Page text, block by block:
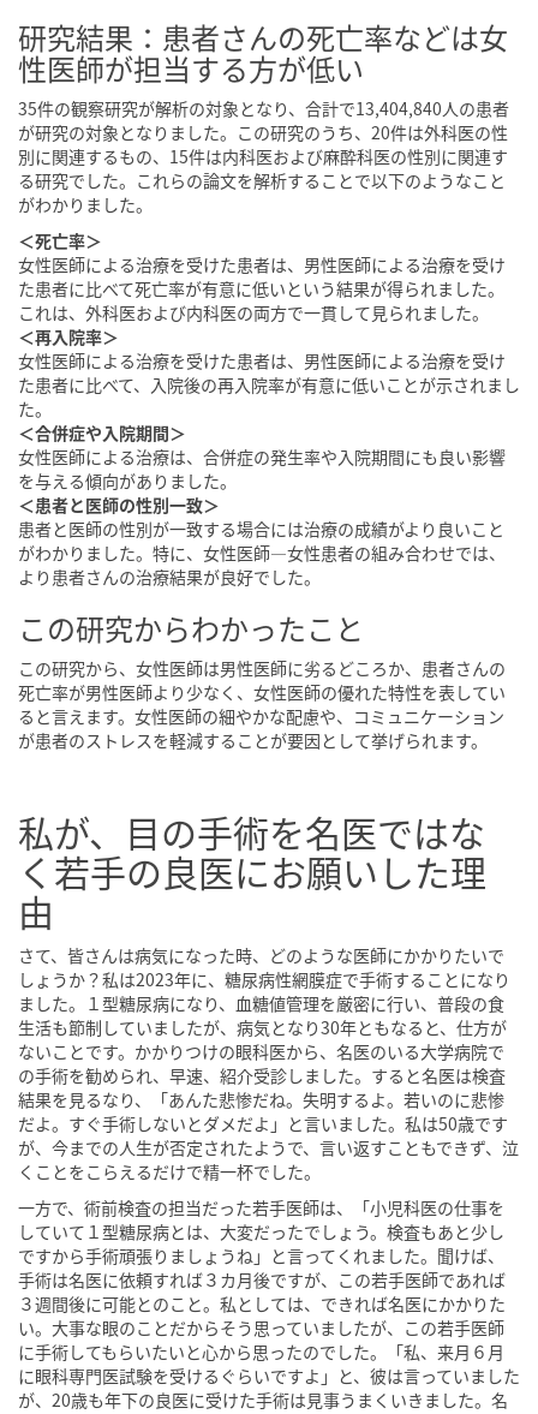
研究結果：患者さんの死亡率などは女
性医師が担当する方が低い
35件の観察研究が解析の対象となり、合計で13,404,840人の患者
が研究の対象となりました。この研究のうち、20件は外科医の性
別に関連するもの、15件は内科医および麻酔科医の性別に関連す
る研究でした。これらの論文を解析することで以下のようなこと
がわかりました。
＜死亡率＞
女性医師による治療を受けた患者は、男性医師による治療を受け
た患者に比べて死亡率が有意に低いという結果が得られました。
これは、外科医および内科医の両方で一貫して見られました。
＜再入院率＞
女性医師による治療を受けた患者は、男性医師による治療を受け
た患者に比べて、入院後の再入院率が有意に低いことが示されまし
た。
＜合併症や入院期間＞
女性医師による治療は、合併症の発生率や入院期間にも良い影響
を与える傾向がありました。
＜患者と医師の性別一致＞
患者と医師の性別が一致する場合には治療の成績がより良いこと
がわかりました。特に、女性医師―女性患者の組み合わせでは、
より患者さんの治療結果が良好でした。
この研究からわかったこと
この研究から、女性医師は男性医師に劣るどころか、患者さんの
死亡率が男性医師より少なく、女性医師の優れた特性を表してい
ると言えます。女性医師の細やかな配慮や、コミュニケーション
が患者のストレスを軽減することが要因として挙げられます。
私が、目の手術を名医ではな
く若手の良医にお願いした理
由
さて、皆さんは病気になった時、どのような医師にかかりたいで
しょうか？私は2023年に、糖尿病性網膜症で手術することになり
ました。１型糖尿病になり、血糖値管理を厳密に行い、普段の食
生活も節制していましたが、病気となり30年ともなると、仕方が
ないことです。かかりつけの眼科医から、名医のいる大学病院で
の手術を勧められ、早速、紹介受診しました。すると名医は検査
結果を見るなり、「あんた悲惨だね。失明するよ。若いのに悲惨
だよ。すぐ手術しないとダメだよ」と言いました。私は50歳です
が、今までの人生が否定されたようで、言い返すこともできず、泣
くことをこらえるだけで精一杯でした。
一方で、術前検査の担当だった若手医師は、「小児科医の仕事を
していて１型糖尿病とは、大変だったでしょう。検査もあと少し
ですから手術頑張りましょうね」と言ってくれました。聞けば、
手術は名医に依頼すれば３カ月後ですが、この若手医師であれば
３週間後に可能とのこと。私としては、できれば名医にかかりた
い。大事な眼のことだからそう思っていましたが、この若手医師
に手術してもらいたいと心から思ったのでした。「私、来月６月
に眼科専門医試験を受けるぐらいですよ」と、彼は言っていました
が、20歳も年下の良医に受けた手術は見事うまくいきました。名